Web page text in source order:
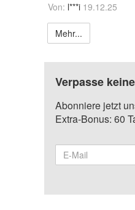
Von: l***i 19.12.25
Mehr...
Verpasse
Abonniere jetzt
Extra-Bonus: 60